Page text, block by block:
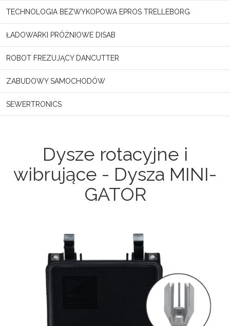
TECHNOLOGIA BEZWYKOPOWA EPROS TRELLEBORG
ŁADOWARKI PRÓŻNIOWE DISAB
ROBOT FREZUJĄCY DANCUTTER
ZABUDOWY SAMOCHODÓW
SEWERTRONICS
Dysze rotacyjne i
wibrujące - Dysza MINI-
GATOR